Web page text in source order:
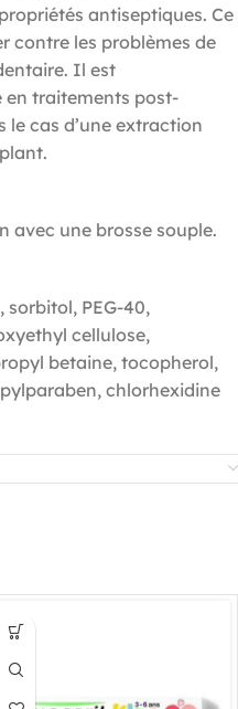
antiseptiques. Ce
contre les problèmes de
Il est
traitements post-
cas d’une extraction
avec une brosse souple.
PEG-40,
cellulose,
betaine, tocopherol,
chlorhexidine